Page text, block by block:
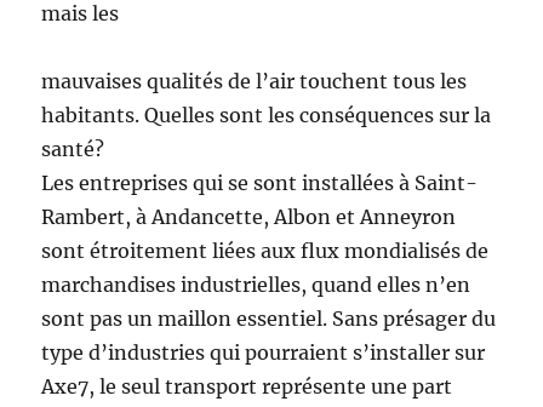
mais les
mauvaises qualités de l’air touchent tous les
habitants. Quelles sont les conséquences sur la
santé?
Les entreprises qui se sont installées à Saint-
Rambert, à Andancette, Albon et Anneyron
sont étroitement liées aux flux mondialisés de
marchandises industrielles, quand elles n’en
sont pas un maillon essentiel. Sans présager du
type d’industries qui pourraient s’installer sur
Axe7, le seul transport représente une part